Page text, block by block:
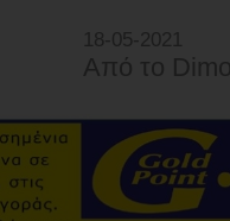
18-05-2021
Από τo